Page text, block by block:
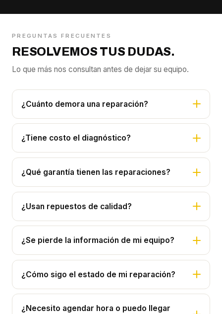
PREGUNTAS FRECUENTES
RESOLVEMOS TUS DUDAS.
Lo que más nos consultan antes de dejar su equipo.
¿Cuánto demora una reparación?
¿Tiene costo el diagnóstico?
¿Qué garantía tienen las reparaciones?
¿Usan repuestos de calidad?
¿Se pierde la información de mi equipo?
¿Cómo sigo el estado de mi reparación?
¿Necesito agendar hora o puedo llegar